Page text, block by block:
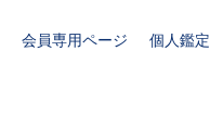
会員専用ページ 個人鑑定